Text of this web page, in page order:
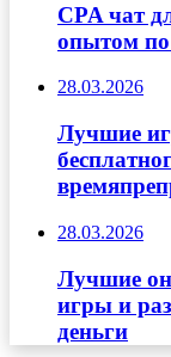
CPA чат
опытом
28.03.2026
Лучшие
28.03.2026
Лучшие
игры и
деньги